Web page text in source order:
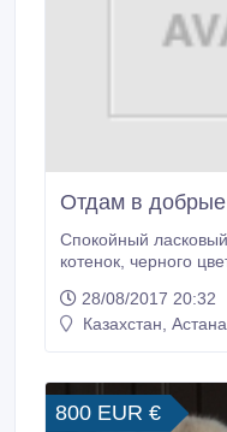
Отдам в добрые
Спокойный
котенок, черного цвета, курносый, неприхотлив в
счастлив тому, что есть кров, еда и добрый хозяин
28/08/2017 20:32
Казахстан, Астана
800 EUR €